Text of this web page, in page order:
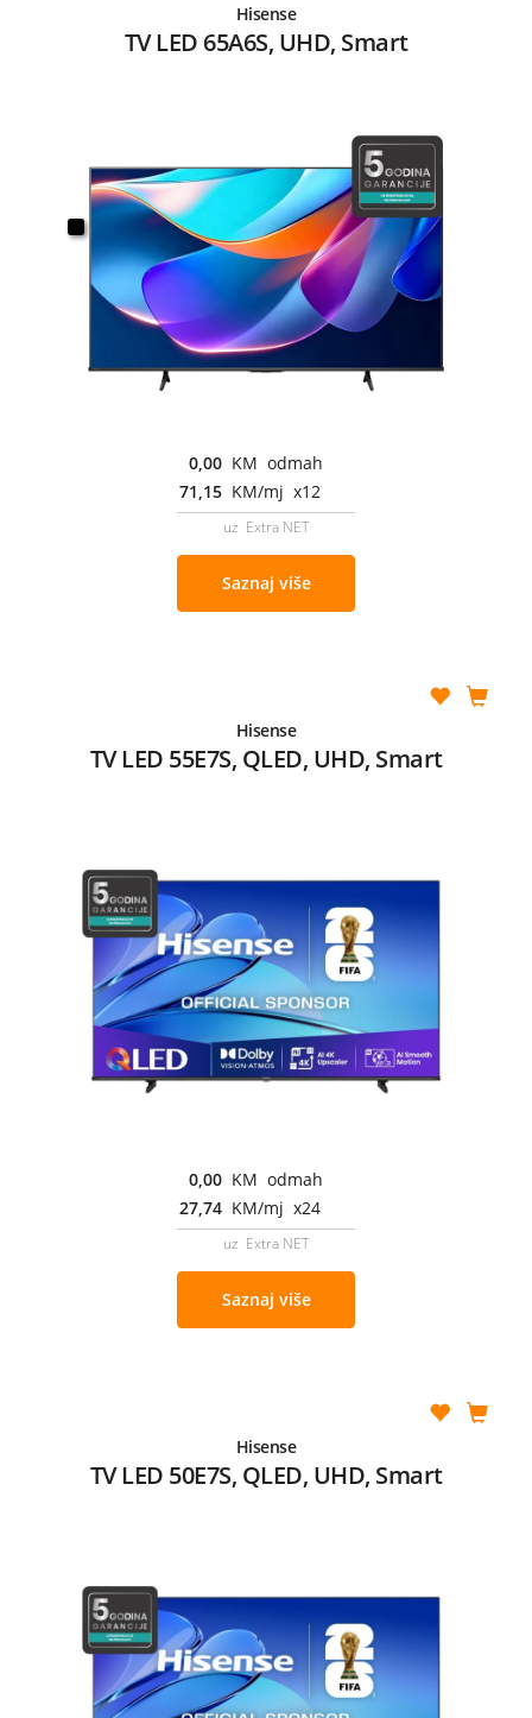
Hisense
TV LED 65A6S, UHD, Smart
0,00 KM odmah
71,15 KM/mj x12
uz Extra NET
Saznaj više
Hisense
TV LED 55E7S, QLED, UHD, Smart
0,00 KM odmah
27,74 KM/mj x24
uz Extra NET
Saznaj više
Hisense
TV LED 50E7S, QLED, UHD, Smart